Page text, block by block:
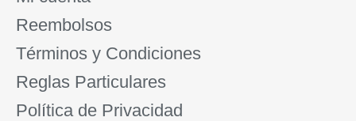
Reembolsos
Términos y Condiciones
Reglas Particulares
Política de Privacidad